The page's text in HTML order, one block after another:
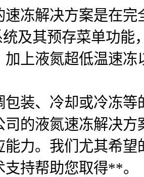
速冻解决方案是在
统及其预存菜单功
加上液氮超低温速
包装、冷却或冷冻
司的液氮速冻解决
能力。我们尤其希
持帮助您取得**。